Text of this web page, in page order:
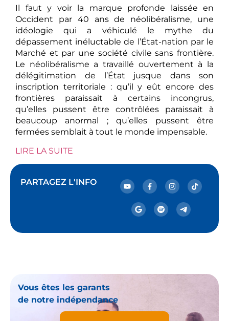
Il faut y voir la marque profonde laissée en
Occident par 40 ans de néolibéralisme, une
idéologie qui a véhiculé le mythe du
dépassement inéluctable de l’État-nation par le
Marché et par une société civile sans frontière.
Le néolibéralisme a travaillé ouvertement à la
délégitimation de l’État jusque dans son
inscription territoriale : qu’il y eût encore des
frontières paraissait à certains incongrus,
qu’elles pussent être contrôlées paraissait à
beaucoup anormal ; qu’elles pussent être
fermées semblait à tout le monde impensable.
LIRE LA SUITE
PARTAGEZ L'INFO
Vous êtes les garants
de notre indépendance